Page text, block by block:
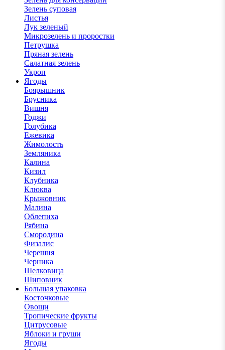
Зелень суповая
Листья
Лук зеленый
Микрозелень и проростки
Петрушка
Пряная зелень
Салатная зелень
Укроп
Ягоды
Боярышник
Брусника
Вишня
Годжи
Голубика
Ежевика
Жимолость
Земляника
Калина
Кизил
Клубника
Клюква
Крыжовник
Малина
Облепиха
Рябина
Смородина
Физалис
Черешня
Черника
Шелковица
Шиповник
Большая упаковка
Косточковые
Овощи
Тропические фрукты
Цитрусовые
Яблоки и груши
Ягоды